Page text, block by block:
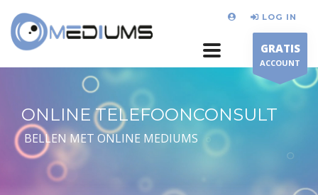
LOG IN
GRATIS
ACCOUNT
ONLINE TELEFOONCONSULT
BELLEN MET ONLINE MEDIUMS